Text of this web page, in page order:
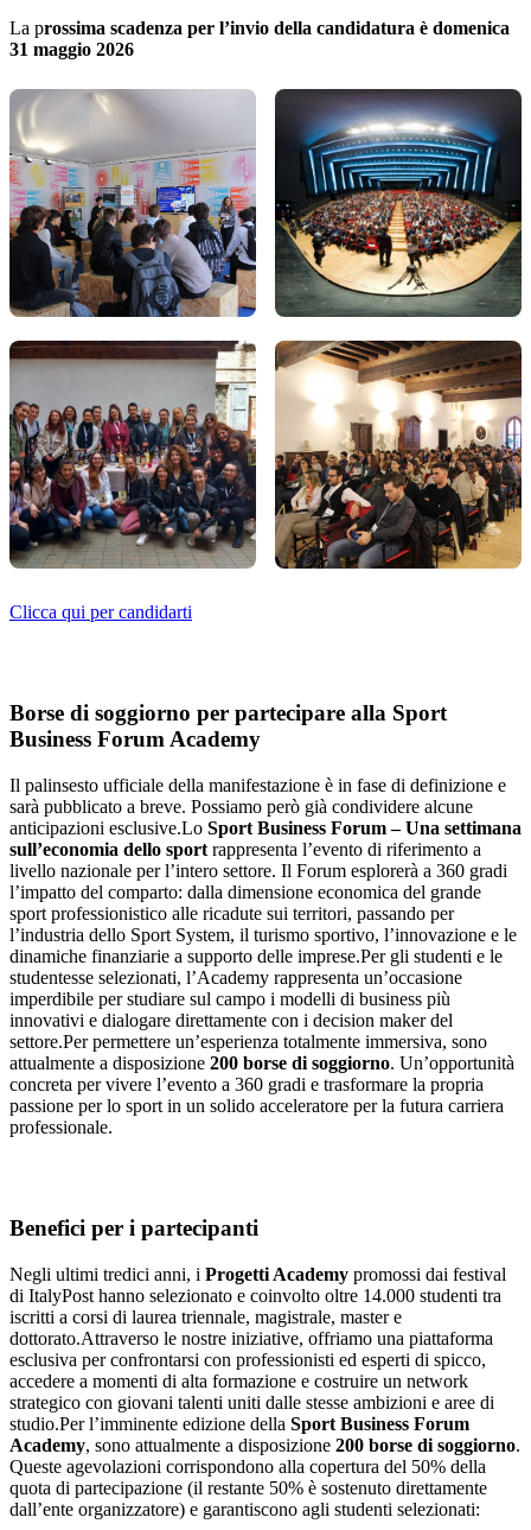
La prossima scadenza per l’invio della candidatura è domenica
31 maggio 2026
Clicca qui per candidarti
Borse di soggiorno per partecipare alla Sport
Business Forum Academy
Il palinsesto ufficiale della manifestazione è in fase di definizione e
sarà pubblicato a breve. Possiamo però già condividere alcune
anticipazioni esclusive.Lo Sport Business Forum – Una settimana
sull’economia dello sport rappresenta l’evento di riferimento a
livello nazionale per l’intero settore. Il Forum esplorerà a 360 gradi
l’impatto del comparto: dalla dimensione economica del grande
sport professionistico alle ricadute sui territori, passando per
l’industria dello Sport System, il turismo sportivo, l’innovazione e le
dinamiche finanziarie a supporto delle imprese.Per gli studenti e le
studentesse selezionati, l’Academy rappresenta un’occasione
imperdibile per studiare sul campo i modelli di business più
innovativi e dialogare direttamente con i decision maker del
settore.Per permettere un’esperienza totalmente immersiva, sono
attualmente a disposizione 200 borse di soggiorno. Un’opportunità
concreta per vivere l’evento a 360 gradi e trasformare la propria
passione per lo sport in un solido acceleratore per la futura carriera
professionale.
Benefici per i partecipanti
Negli ultimi tredici anni, i Progetti Academy promossi dai festival
di ItalyPost hanno selezionato e coinvolto oltre 14.000 studenti tra
iscritti a corsi di laurea triennale, magistrale, master e
dottorato.Attraverso le nostre iniziative, offriamo una piattaforma
esclusiva per confrontarsi con professionisti ed esperti di spicco,
accedere a momenti di alta formazione e costruire un network
strategico con giovani talenti uniti dalle stesse ambizioni e aree di
studio.Per l’imminente edizione della Sport Business Forum
Academy, sono attualmente a disposizione 200 borse di soggiorno.
Queste agevolazioni corrispondono alla copertura del 50% della
quota di partecipazione (il restante 50% è sostenuto direttamente
dall’ente organizzatore) e garantiscono agli studenti selezionati: